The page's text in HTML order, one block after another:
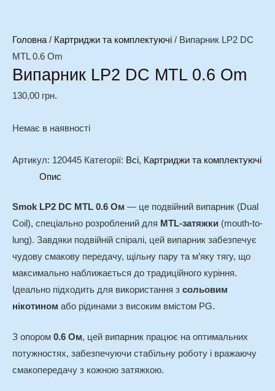
Головна / Картриджи та комплектуючі / Випарник LP2 DC
MTL 0.6 Om
Випарник LP2 DC MTL 0.6 Om
130,00 грн.
Немає в наявності
Артикул: 120445 Категорії: Всі, Картриджи та комплектуючі
Опис
Smok LP2 DC MTL 0.6 Ом — це подвійний випарник (Dual
Coil), спеціально розроблений для MTL-затяжки (mouth-to-
lung). Завдяки подвійній спіралі, цей випарник забезпечує
чудову смакову передачу, щільну пару та м’яку тягу, що
максимально наближається до традиційного куріння.
Ідеально підходить для використання з сольовим
нікотином або рідинами з високим вмістом PG.
З опором 0.6 Ом, цей випарник працює на оптимальних
потужностях, забезпечуючи стабільну роботу і вражаючу
смако­передачу з кожною затяжкою.